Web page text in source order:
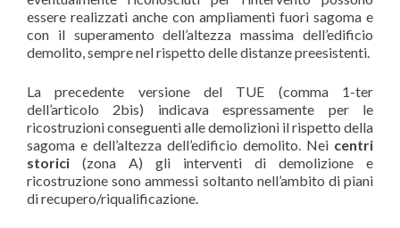
essere realizzati anche con ampliamenti fuori sagoma e
con il superamento dell’altezza massima dell’edificio
demolito, sempre nel rispetto delle distanze preesistenti.
La precedente versione del TUE (comma 1-ter
dell’articolo 2bis) indicava espressamente per le
ricostruzioni conseguenti alle demolizioni il rispetto della
sagoma e dell’altezza dell’edificio demolito. Nei centri
storici (zona A) gli interventi di demolizione e
ricostruzione sono ammessi soltanto nell’ambito di piani
di recupero/riqualificazione.